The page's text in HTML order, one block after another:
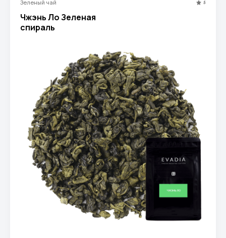
Зеленый чай 5
Чжэнь Ло Зеленая
спираль